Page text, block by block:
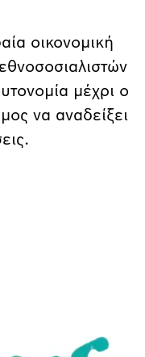
οικονομική
μέχρι ο
να αναδείξει